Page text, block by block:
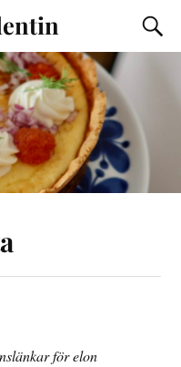
för elon